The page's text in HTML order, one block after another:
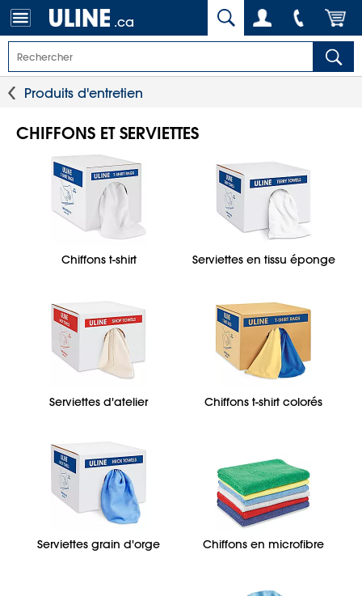
.ca
Produits d'entretien
CHIFFONS ET SERVIETTES
Chiffons t-shirt Serviettes en tissu éponge
Serviettes d'atelier Chiffons t-shirt colorés
Serviettes grain d'orge Chiffons en microfibre